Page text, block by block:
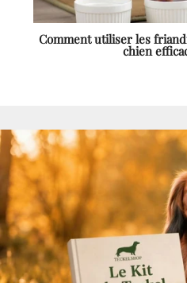
Comment utiliser les
chien